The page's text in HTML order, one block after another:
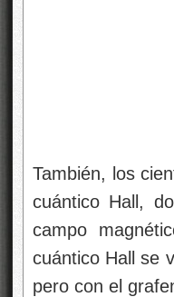
También, los
cuántico Hall,
campo
cuántico Hall se
pero con el